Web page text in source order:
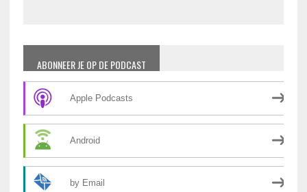
ABONNEER JE OP DE PODCAST
Apple Podcasts
Android
by Email